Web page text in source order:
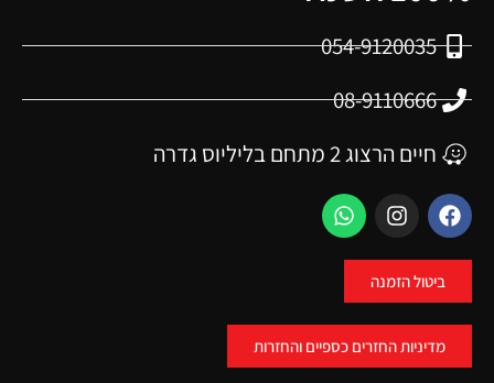
054-9120035
08-9110666
חיים הרצוג 2 מתחם בליליוס גדרה
ביטול הזמנה
מדיניות החזרים כספיים והחזרות